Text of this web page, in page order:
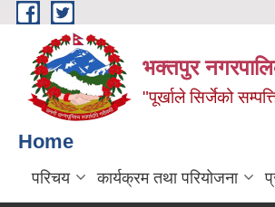
Skip to main content
भक्तपुर
"पूर्खाले सिर्जेको
Home
परिचय कार्यक्रम तथा परियोजना